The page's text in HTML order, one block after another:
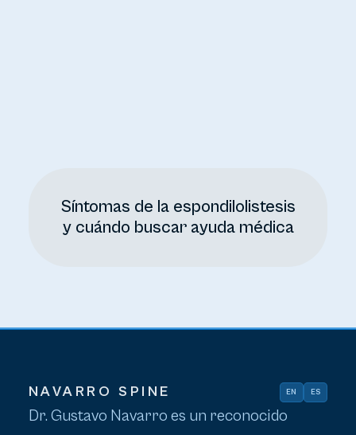
Síntomas de la espondilolistesis
y cuándo buscar ayuda médica
NAVARRO SPINE EN ES
Dr. Gustavo Navarro es un reconocido